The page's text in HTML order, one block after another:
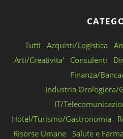
Tutti Acquisti/Logistica
Arti/Creativita'
Consulenti
Finanza/
Industria Orologiera/
IT/
Hotel/Turismo/Gastronomia
Risorse Umane
Salute e